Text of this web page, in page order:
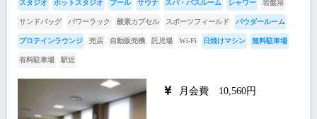
スタジオ ホットスタジオ プール サウナ スパ・バスルーム シャワー 岩盤浴
サンドバッグ パワーラック 酸素カプセル スポーツフィールド パウダールーム
プロテインラウンジ 売店 自動販売機 託児場 Wi-Fi 日焼けマシン 無料駐車場
有料駐車場 駅近
月会費 10,560円